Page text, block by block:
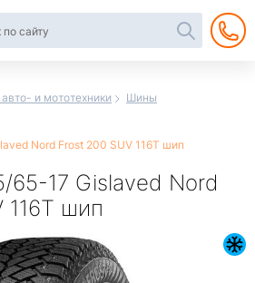
и мототехники
Шины
Nord Frost 200 SUV 116T шип
65-17 Gislaved Nord
116T шип